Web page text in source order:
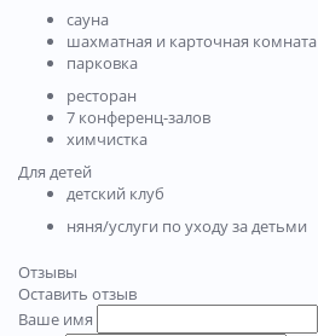
сауна
шахматная и карточная комната
парковка
ресторан
7 конференц-залов
химчистка
Для детей
детский клуб
няня/услуги по уходу за детьми
Отзывы
Оставить отзыв
Ваше имя